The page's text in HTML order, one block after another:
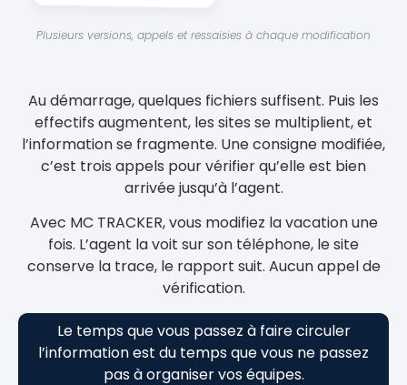
Plusieurs versions, appels et ressaisies à chaque modification
Au démarrage, quelques fichiers suffisent. Puis les
effectifs augmentent, les sites se multiplient, et
l’information se fragmente. Une consigne modifiée,
c’est trois appels pour vérifier qu’elle est bien
arrivée jusqu’à l’agent.
Avec MC TRACKER, vous modifiez la vacation une
fois. L’agent la voit sur son téléphone, le site
conserve la trace, le rapport suit. Aucun appel de
vérification.
Le temps que vous passez à faire circuler
l’information est du temps que vous ne passez
pas à organiser vos équipes.